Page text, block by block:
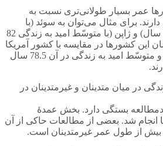
عمر بسیار طولانی‌تری نسبت به
برای مثال می‌توان به سوئد (با
متوسّط امید به زندگی 81 سال) و ژاپن (با متوسّط امید به زندگی 82
این کشورها در مقایسه با کشور آمریکا
(که قدری مذهبی‌تر است و متوسّط امید به زندگی در آن 78.5 سال
در میان متدینان و غیرمتدینان در
بستگی دارد. بخش عمدۀ
انجام شد. بعضی از مطالعات حاکی از آن
بیش از طول عمر غیرمتدینان است.